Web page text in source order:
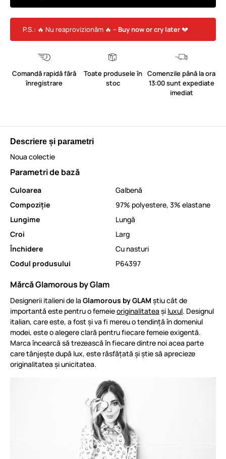
P.S.: 🔥 Nu reaprovizionăm 🔥 – Buy now or cry later💔
Comandă rapidă fără
înregistrare
Toate produsele în
stoc
Comenzile până la ora
13:00 sunt expediate
imediat
Descriere și parametri
Noua colectie
Parametri de bază
Culoarea
Galbenă
Compoziție
97% polyestere, 3% elastane
Lungime
Lungă
Croi
Larg
Închidere
Cu nasturi
Codul produsului
P64397
Mărcă Glamorous by Glam
Designerii italieni de la Glamorous by GLAM știu cât de
importantă este pentru o femeieoriginalitatea și luxul. Designul
italian, care este, a fost și va fi mereu o tendință în domeniul
modei, este o alegere clară pentru fiecare femeie exigentă.
Marca încearcă să trezească în fiecare dintre noi acea parte
care tânjește după lux, este răsfățată și știe să aprecieze
originalitatea și unicitatea.